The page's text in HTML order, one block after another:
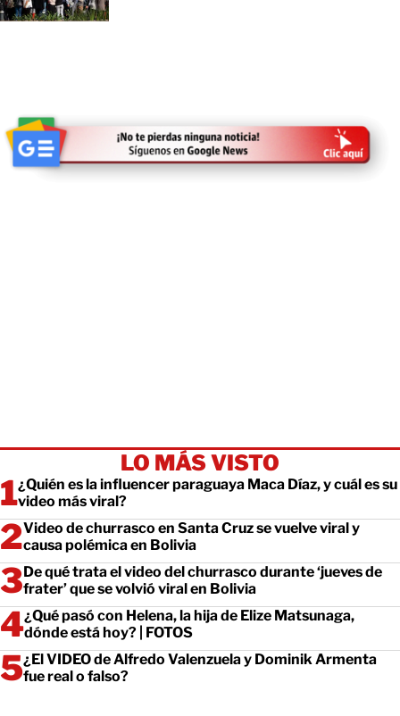
LO MÁS VISTO
¿Quién es la influencer paraguaya Maca Díaz, y cuál es su
video más viral?
Video de churrasco en Santa Cruz se vuelve viral y
causa polémica en Bolivia
De qué trata el video del churrasco durante ‘jueves de
frater’ que se volvió viral en Bolivia
¿Qué pasó con Helena, la hija de Elize Matsunaga,
dónde está hoy? | FOTOS
¿El VIDEO de Alfredo Valenzuela y Dominik Armenta
fue real o falso?